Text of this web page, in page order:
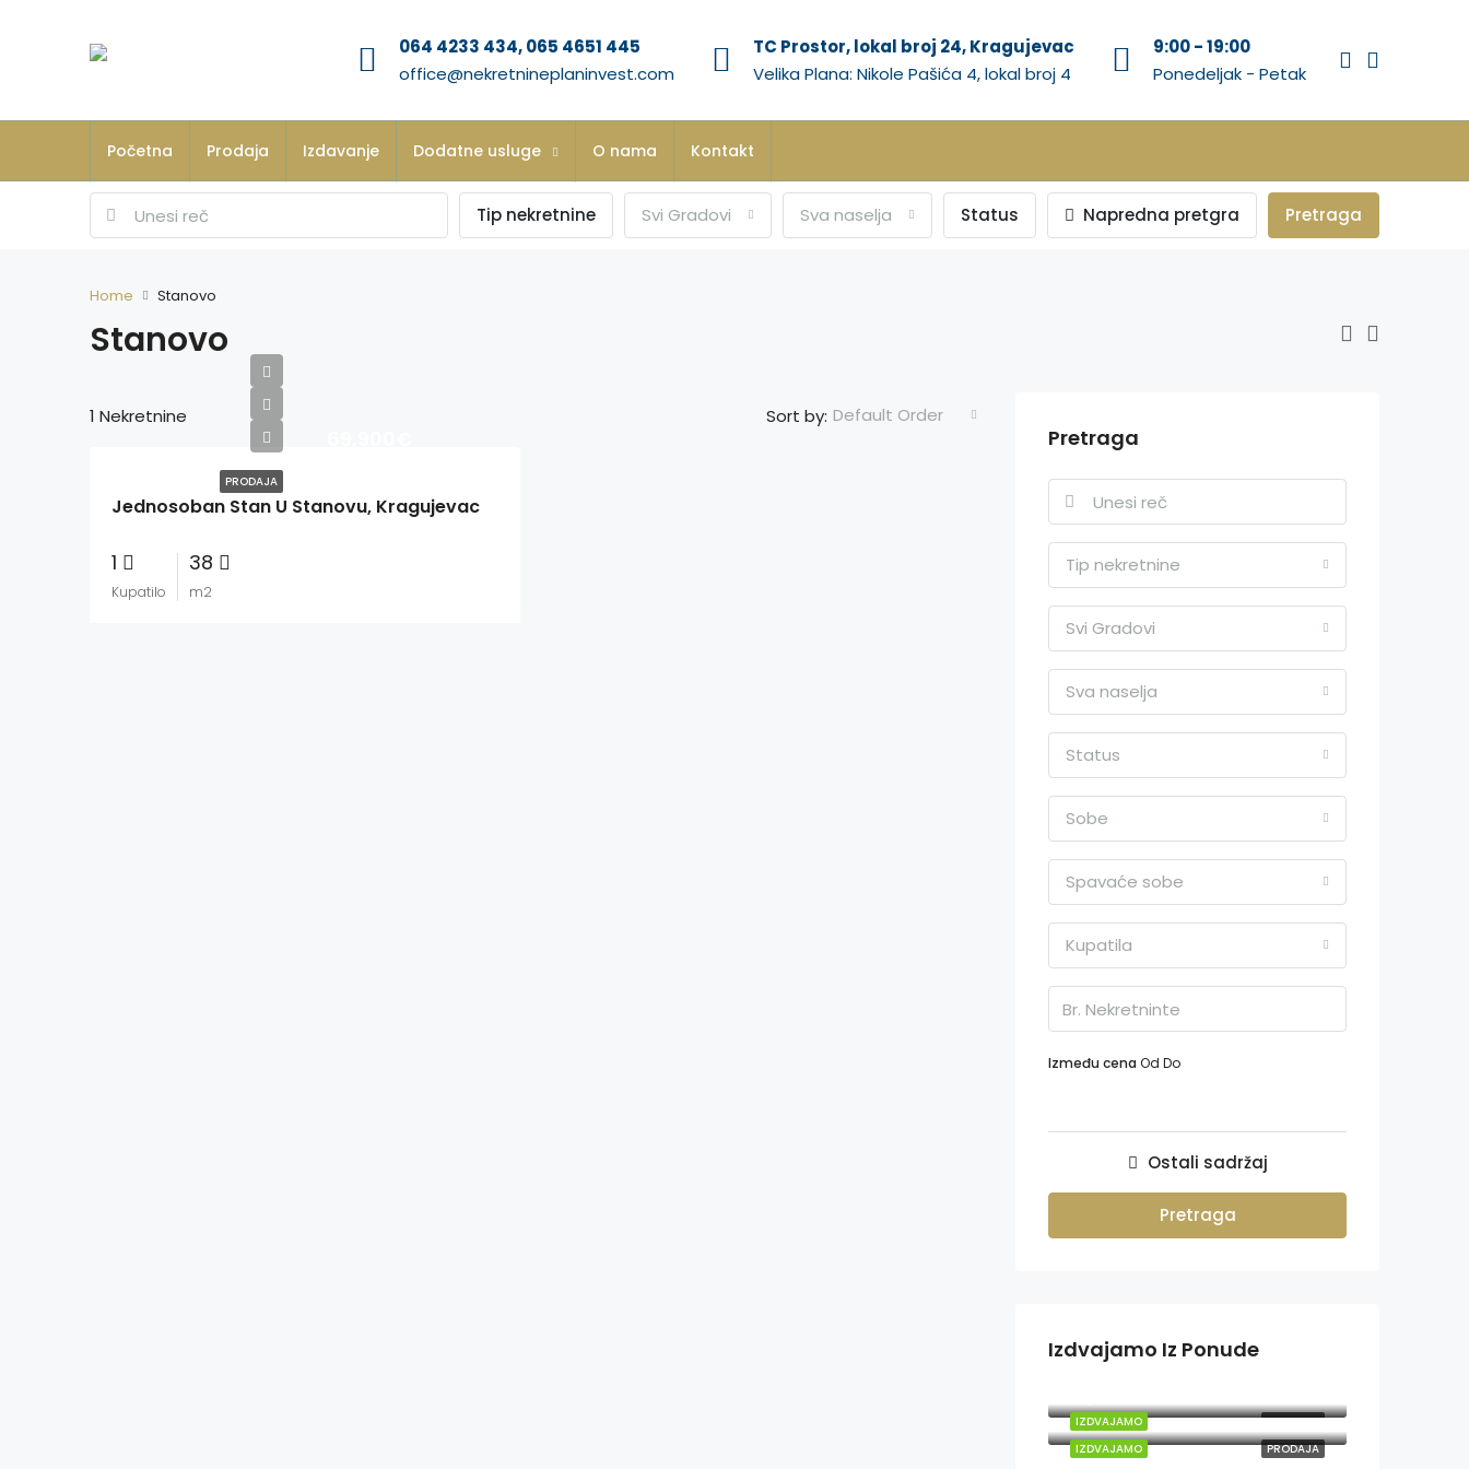
064 4233 434, 065 4651 445
office@nekretnineplaninvest.com
TC Prostor, lokal broj 24, Kragujevac
Velika Plana: Nikole Pašića 4, lokal broj 4
9:00 - 19:00
Ponedeljak - Petak
Početna Prodaja Izdavanje Dodatne usluge O nama Kontakt
Tip nekretnine Svi Gradovi Sva naselja Status Napredna pretgra Pretraga
Home Stanovo
Stanovo
1 Nekretnine Sort by: Default Order
PRODAJA
Jednosoban Stan U Stanovu, Kragujevac
1
Kupatilo
38
m2
Pretraga
Tip nekretnine
Svi Gradovi
Sva naselja
Status
Sobe
Spavaće sobe
Kupatila
Između cena Od Do
Ostali sadržaj
Pretraga
Izdvajamo Iz Ponude
PRODAJA
IZDVAJAMO
PRODAJA
IZDVAJAMO